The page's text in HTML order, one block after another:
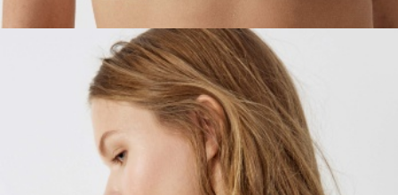
ПОДАРОЧНЫЕ СЕРТИФИКАТЫ
КЛУБ 12:00
HELLO, ТРОПИКИ
НОВИНКИ
АКСЕССУАРЫ